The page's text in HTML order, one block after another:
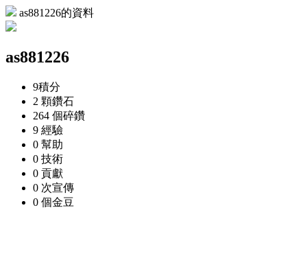
as881226的資料
as881226
9積分
2 顆鑽石
264 個碎鑽
9 經驗
0 幫助
0 技術
0 貢獻
0 次宣傳
0 個金豆